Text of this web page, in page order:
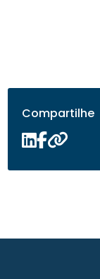
Compartilhe